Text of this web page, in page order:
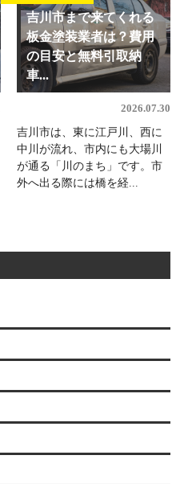
吉川市まで来てくれる
板金塗装業者は？費用
の目安と無料引取納
車...
2026.07.30
吉川市は、東に江戸川、西に
中川が流れ、市内にも大場川
が通る「川のまち」です。市
外へ出る際には橋を経...